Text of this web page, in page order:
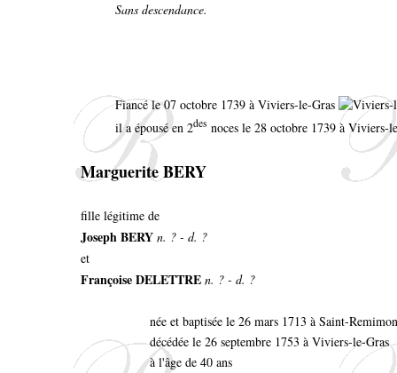
Sans descendance.
Fiancé le 07 octobre 1739 à Viviers-le-Gras
il a épousé en 2des noces le 28 octobre 1739 à Viviers-
Marguerite BERY
fille légitime de
Joseph BERY n. ? - d. ?
et
Françoise DELETTRE n. ? - d. ?
née et baptisée le 26 mars 1713 à Saint-
décédée le 26 septembre 1753 à Viviers-le-Gras
à l'âge de 40 ans